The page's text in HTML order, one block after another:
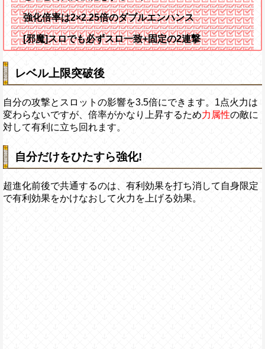
強化倍率は2×2.25倍のダブルエンハンス
[邪魔]スロでも必ずスロ一致+固定の2連撃
レベル上限突破後
自分の攻撃とスロットの影響を3.5倍にできます。1点火力は
変わらないですが、倍率がかなり上昇するため力属性の敵に
対して有利に立ち回れます。
自分だけをひたすら強化!
超進化前後で共通するのは、有利効果を打ち消して自身限定
で有利効果をかけなおして火力を上げる効果。